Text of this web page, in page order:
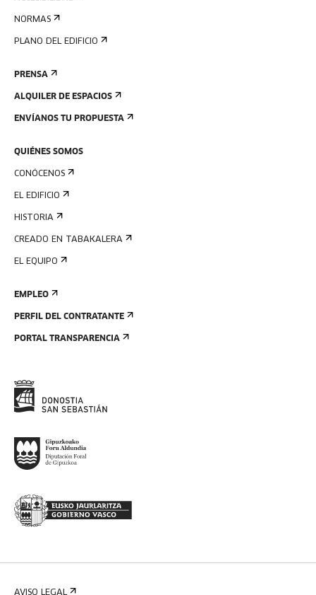
NORMAS
PLANO DEL EDIFICIO
PRENSA
ALQUILER DE ESPACIOS
ENVÍANOS TU PROPUESTA
QUIÉNES SOMOS
CONÓCENOS
EL EDIFICIO
HISTORIA
CREADO EN TABAKALERA
EL EQUIPO
EMPLEO
PERFIL DEL CONTRATANTE
PORTAL TRANSPARENCIA
AVISO LEGAL